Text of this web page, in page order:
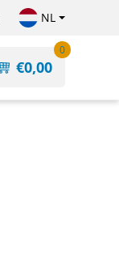
NL
€0,00
0